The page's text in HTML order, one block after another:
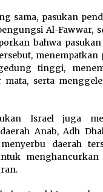
sama, pasukan
Al-Fawwar,
bahwa
menempatkan
tinggi,
serta
Israel juga
Anab, Adh
daerah
menghancurkan